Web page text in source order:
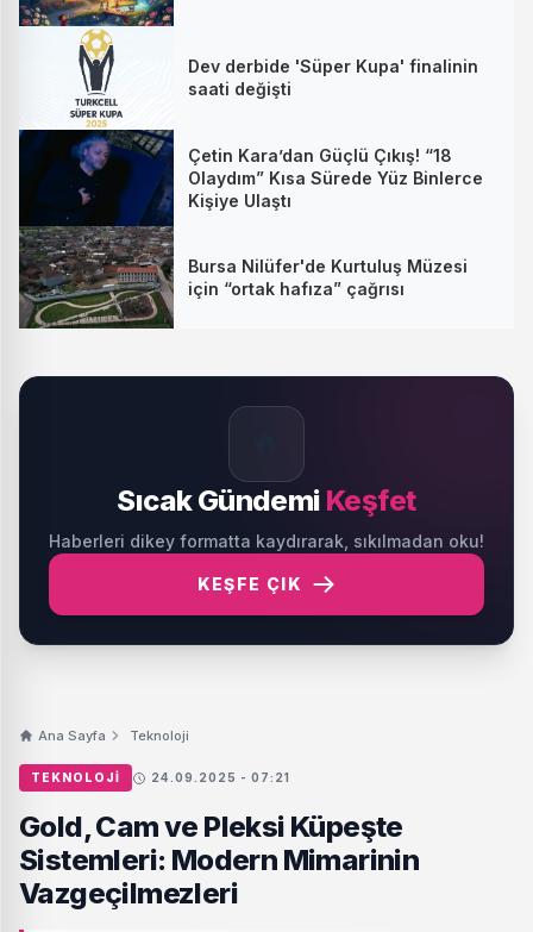
Dev derbide 'Süper Kupa' finalinin
saati değişti
Çetin Kara’dan Güçlü Çıkış! “18
Olaydım” Kısa Sürede Yüz Binlerce
Kişiye Ulaştı
Bursa Nilüfer'de Kurtuluş Müzesi
için “ortak hafıza” çağrısı
Sıcak Gündemi Keşfet
Haberleri dikey formatta kaydırarak, sıkılmadan oku!
KEŞFE ÇIK
Ana Sayfa Teknoloji
TEKNOLOJI 24.09.2025 - 07:21
Gold, Cam ve Pleksi Küpeşte
Sistemleri: Modern Mimarinin
Vazgeçilmezleri